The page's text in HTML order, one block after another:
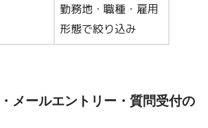
勤務地・職種・雇用
形態で絞り込み
メールエントリー・質問受付の